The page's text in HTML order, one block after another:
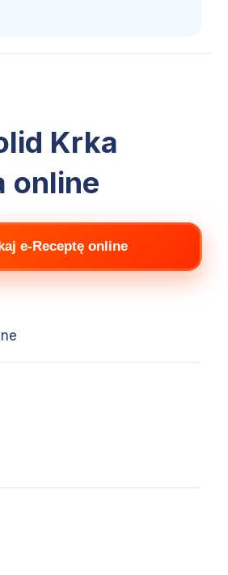
Krka
online
e-Receptę online